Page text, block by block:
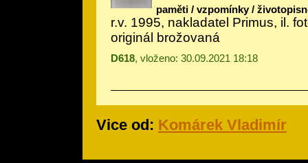
paměti / vzpomínky /
r.v. 1995, nakladatel Primus, il.
originál brožovaná
D618, vloženo: 30.09.2021 18:18
Vice od: Komárek Vladimír